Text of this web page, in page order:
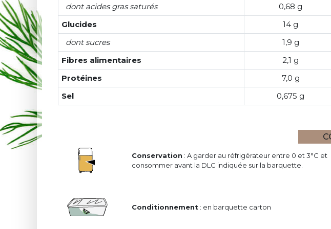
dont acides gras saturés
0,68 g
Glucides
14 g
dont sucres
1,9 g
Fibres alimentaires
2,1 g
Protéines
7,0 g
Sel
0,675 g
Conservation : A garder au réfrigérateur entre 0 et 3°C et
consommer avant la DLC indiquée sur la barquette.
Conditionnement : en barquette carton